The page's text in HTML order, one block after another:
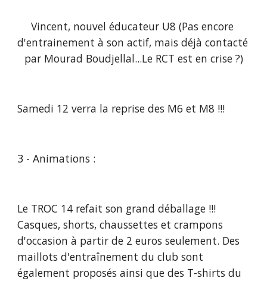
Vincent, nouvel éducateur U8 (Pas encore
d'entrainement à son actif, mais déjà contacté
par Mourad Boudjellal...Le RCT est en crise ?)
Samedi 12 verra la reprise des M6 et M8 !!!
3 - Animations :
Le TROC 14 refait son grand déballage !!!
Casques, shorts, chaussettes et crampons
d'occasion à partir de 2 euros seulement. Des
maillots d'entraînement du club sont
également proposés ainsi que des T-shirts du